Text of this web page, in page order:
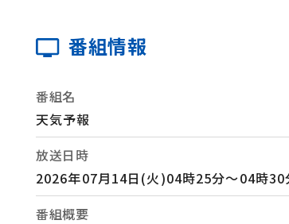
番組情報
番組名
天気予報
放送日時
2026年07月14日(火)04時25分～04時30
番組概要